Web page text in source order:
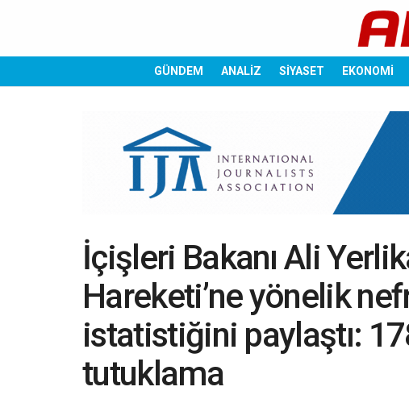
GÜNDEM ANALİZ SİYASET EKONOMİ
İçişleri Bakanı Ali
Hareketi’ne yönelik
istatistiğini paylaştı:
tutuklama